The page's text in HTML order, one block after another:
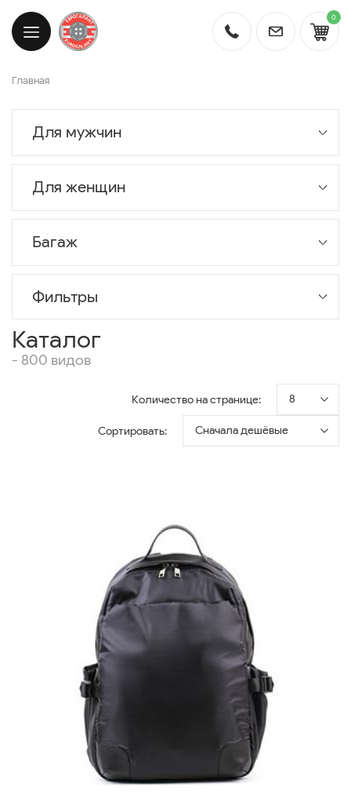
0
Главная
Для мужчин
Для женщин
Багаж
Фильтры
Каталог
- 800 видов
Количество на странице: 8
Сортировать: Сначала дешёвые